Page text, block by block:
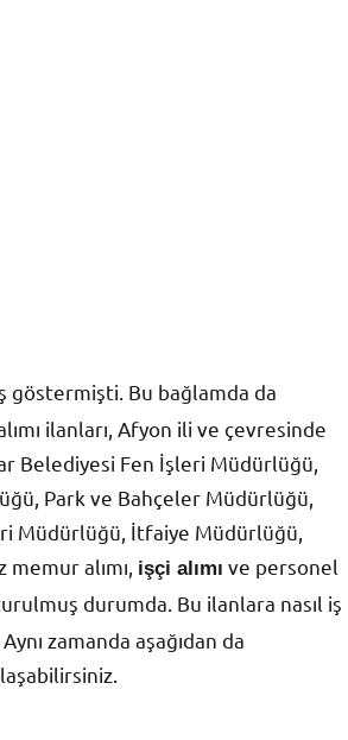
göstermişti. Bu bağlamda da
ilanları, Afyon ili ve çevresinde
Belediyesi Fen İşleri Müdürlüğü,
Park ve Bahçeler Müdürlüğü,
Müdürlüğü, İtfaiye Müdürlüğü,
alımı, işçi alımı ve personel
durumda. Bu ilanlara nasıl iş
zamanda aşağıdan da